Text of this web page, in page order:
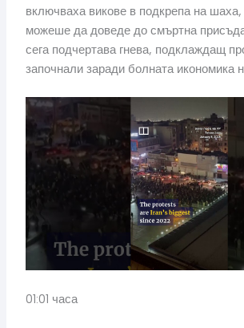
включваха викове в подкрепа на
можеше да доведе до смъртна
сега подчертава гнева, подклаждащ
започнали заради болната икономика
01:01 часа